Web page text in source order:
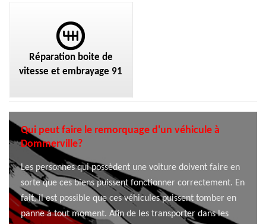
Réparation boite de
vitesse et embrayage 91
Qui peut faire le remorquage d'un véhicule à
Dommerville?
Les personnes qui possèdent une voiture doivent faire en
sorte que ces biens puissent fonctionner correctement. En
fait, il est possible que ces véhicules puissent tomber en
panne à tout moment. Afin de les transporter dans les